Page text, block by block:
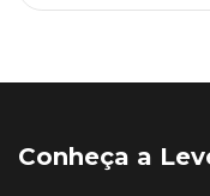
Conheça a